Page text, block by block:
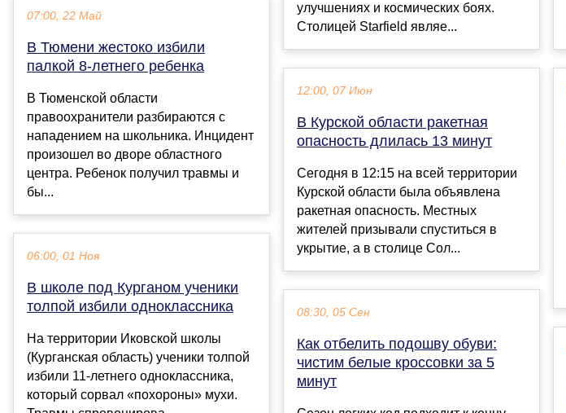
07:00, 22 Май
В Тюмени жестоко избили
палкой 8-летнего ребенка
В Тюменской области
правоохранители разбираются с
нападением на школьника. Инцидент
произошел во дворе областного
центра. Ребенок получил травмы и
бы...
06:00, 01 Ноя
В школе под Курганом ученики
толпой избили одноклассника
На территории Иковской школы
(Курганская область) ученики толпой
избили 11-летнего одноклассника,
который сорвал «похороны» мухи.
улучшениях и космических боях.
Столицей Starfield являе...
12:00, 07 Июн
В Курской области ракетная
опасность длилась 13 минут
Сегодня в 12:15 на всей территории
Курской области была объявлена
ракетная опасность. Местных
жителей призывали спуститься в
укрытие, а в столице Сол...
08:30, 05 Сен
Как отбелить подошву обуви:
чистим белые кроссовки за 5
минут